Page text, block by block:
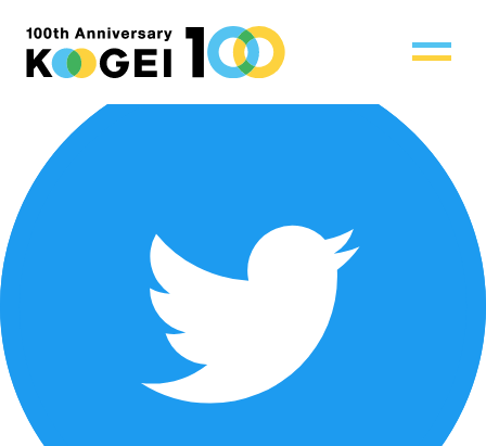
2016年 東京工芸大学 厚木キャンパス えんの木
公開日：2023/2/8